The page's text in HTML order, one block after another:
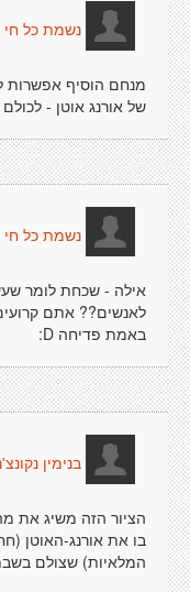
נשמת כל חי
מנחם הוסיף אפשרות
של אורנג אוטן -
נשמת כל חי
אילה - שכחת לומר
לאנשים?? אתם
באמת פדיחה D:
בנימין
הציור הזה משיג את
בו את אורנג-האוטן
המלאיות) שצולם